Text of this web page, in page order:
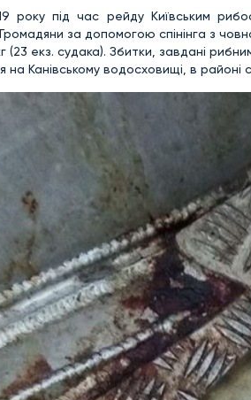
року під час рейду Київським
за допомогою спінінга з
(23 екз. судака). Збитки, завдані
на Канівському водосховищі, в районі